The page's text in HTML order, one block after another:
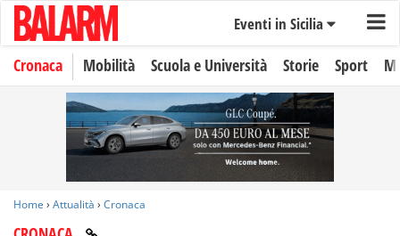
Eventi in Sicilia
Cronaca Mobilità Scuola e Università Storie Sport
Home › Attualità › Cronaca